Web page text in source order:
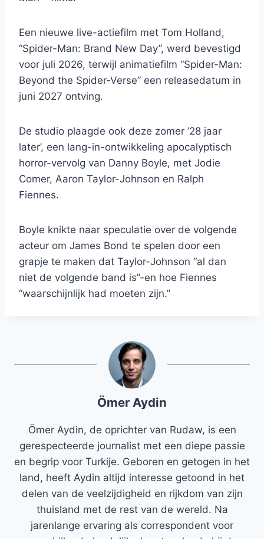
Een nieuwe live-actiefilm met Tom Holland,
“Spider-Man: Brand New Day”, werd bevestigd
voor juli 2026, terwijl animatiefilm “Spider-Man:
Beyond the Spider-Verse” een releasedatum in
juni 2027 ontving.
De studio plaagde ook deze zomer ’28 jaar
later’, een lang-in-ontwikkeling apocalyptisch
horror-vervolg van Danny Boyle, met Jodie
Comer, Aaron Taylor-Johnson en Ralph
Fiennes.
Boyle knikte naar speculatie over de volgende
acteur om James Bond te spelen door een
grapje te maken dat Taylor-Johnson “al dan
niet de volgende band is”-en hoe Fiennes
“waarschijnlijk had moeten zijn.”
Ömer Aydin
Ömer Aydin, de oprichter van Rudaw, is een
gerespecteerde journalist met een diepe passie
en begrip voor Turkije. Geboren en getogen in het
land, heeft Aydin altijd interesse getoond in het
delen van de veelzijdigheid en rijkdom van zijn
thuisland met de rest van de wereld. Na
jarenlange ervaring als correspondent voor